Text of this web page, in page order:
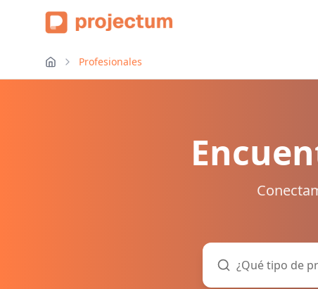
Profesionales